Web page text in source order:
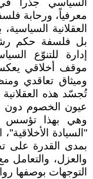
السياسي جذراً في
معرفياً، ورحابة
العقلانية
بل فلسفة حكم
إدارة للتنوّع
موقف أخلاقي يعكس
وميثاق تعاقدي
تُجسّد هذه
عيون الخصوم دون
وهي بهذا تؤسس
"السيادة
بمدى القدرة على
والعزل، والتعامل
التوجهات بوصفها